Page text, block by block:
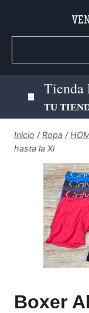
contenido
Tienda
TU
Inicio / Ropa /
hasta la Xl
Boxer